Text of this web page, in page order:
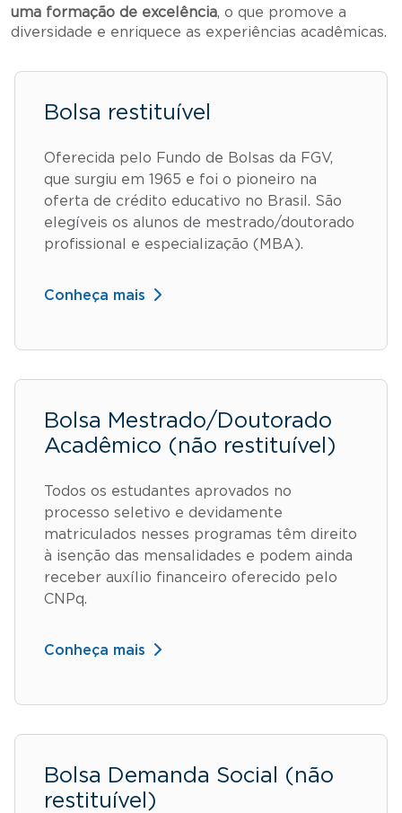
uma formação de excelência, o que promove a
diversidade e enriquece as experiências acadêmicas.
Bolsa restituível
Oferecida pelo Fundo de Bolsas da FGV,
que surgiu em 1965 e foi o pioneiro na
oferta de crédito educativo no Brasil. São
elegíveis os alunos de mestrado/doutorado
profissional e especialização (MBA).
Conheça mais
Bolsa Mestrado/Doutorado
Acadêmico (não restituível)
Todos os estudantes aprovados no
processo seletivo e devidamente
matriculados nesses programas têm direito
à isenção das mensalidades e podem ainda
receber auxílio financeiro oferecido pelo
CNPq.
Conheça mais
Bolsa Demanda Social (não
restituível)